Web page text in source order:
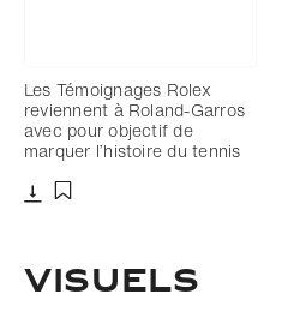
Les Témoignages Rolex
reviennent à Roland-Garros
avec pour objectif de
marquer l’histoire du tennis
VISUELS